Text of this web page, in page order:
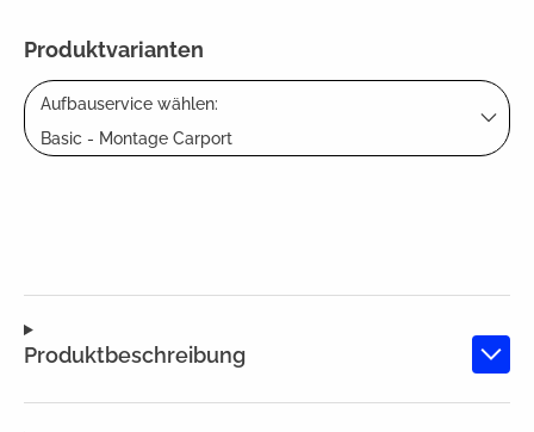
Produktvarianten
Aufbauservice wählen:
Basic - Montage Carport
Produktbeschreibung